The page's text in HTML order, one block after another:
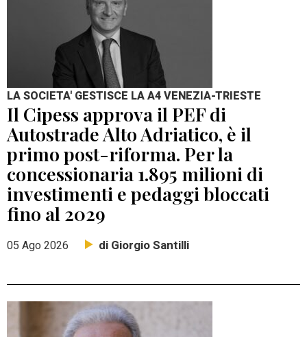
LA SOCIETA' GESTISCE LA A4 VENEZIA-TRIESTE
Il Cipess approva il PEF di
Autostrade Alto Adriatico, è il
primo post-riforma. Per la
concessionaria 1.895 milioni di
investimenti e pedaggi bloccati
fino al 2029
05 Ago 2026 di Giorgio Santilli